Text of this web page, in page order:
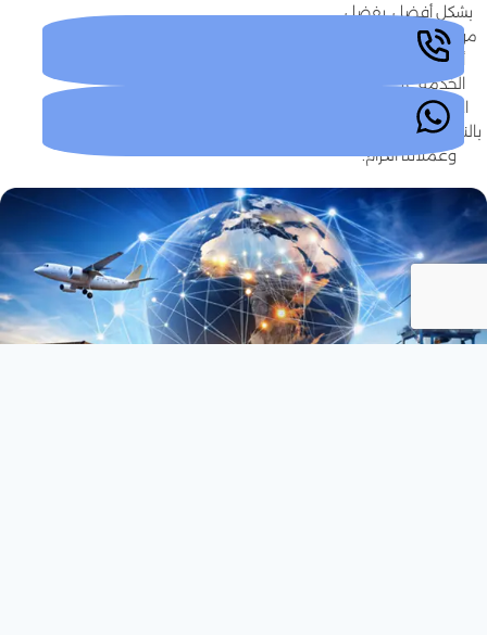
بشكل أفضل. بفضل
مواردنا وقدراتنا، نقدم
أعلى مستوى من
الخدمة على كافة
الأصعدة، بما يعود
بالنفع على بلدنا الغالي
وعملائنا الكرام.